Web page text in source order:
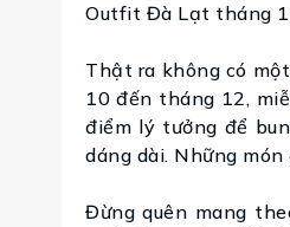
Outfit Đà Lạt tháng
Thật ra không có
10 đến tháng 12,
điểm lý tưởng để
dáng dài. Những
Đừng quên mang